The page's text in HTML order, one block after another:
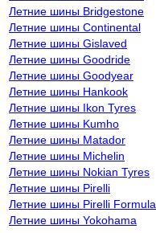
Летние шины Bridgestone
Летние шины Continental
Летние шины Gislaved
Летние шины Goodride
Летние шины Goodyear
Летние шины Hankook
Летние шины Ikon Tyres
Летние шины Kumho
Летние шины Matador
Летние шины Michelin
Летние шины Nokian Tyres
Летние шины Pirelli
Летние шины Pirelli Formula
Летние шины Yokohama